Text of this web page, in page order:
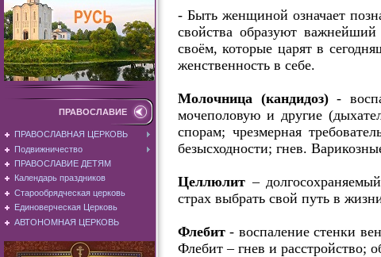
ПРАВОСЛАВИЕ
ПРАВОСЛАВНАЯ ЦЕРКОВЬ
Подвижничество
ПРАВОСЛАВИЕ ДЕТЯМ
Календарь праздников
Старообрядческая церковь
Единоверческая Церковь
АВТОНОМНАЯ ЦЕРКОВЬ
- Быть женщиной означает
свойства образуют
своём, которые царят в
женственность в себе.
Молочница (кандидоз)-
мочеполовую и другие
спорам; чрезмерная
безысходности; гнев.
Целлюлит –
страх выбрать свой путь в
Флебит - воспаление стенки
Флебит – гнев и расстройство;